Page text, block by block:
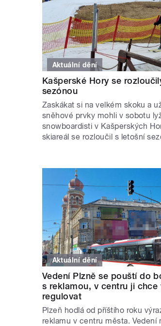
Aktuální dění
Kašperské Hory se
sezónou
Zaskákat si na velkém skoku a
sněhové prvky mohli v sobotu
snowboardisti v Kašperských
skiareál se rozloučil s letošní
Aktuální dění
Vedení Plzně se pouští do
s reklamou, v centru ji chce
regulovat
Plzeň hodlá od příštího roku
reklamu v centru města. Vedení